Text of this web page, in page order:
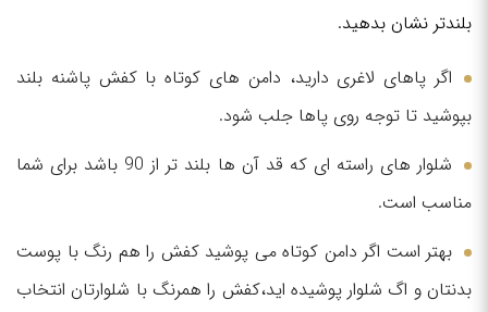
بلندتر نشان بدهید.
اگر پاهای لاغری دارید، دامن های کوتاه با کفش پاشنه بلند
بپوشید تا توجه روی پاها جلب شود.
شلوار های راسته ای که قد آن ها بلند تر از 90 باشد برای شما
مناسب است.
بهتر است اگر دامن کوتاه می پوشید کفش را هم رنگ با پوست
بدنتان و اگ شلوار پوشیده اید،کفش را همرنگ با شلوارتان انتخاب